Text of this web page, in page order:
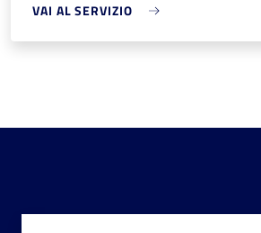
VAI AL SERVIZIO